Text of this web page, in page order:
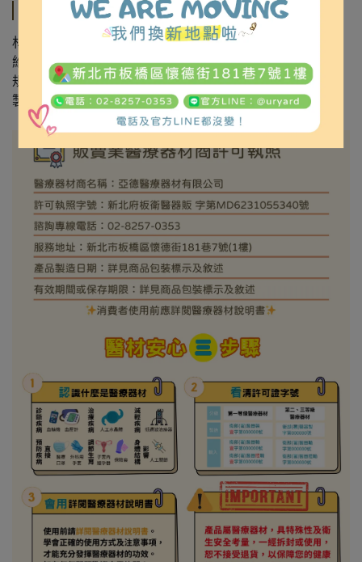
規格說明
材質：Neoprene (合成橡膠)、Nylon (尼龍)Spandex (彈性纖
維)、Far Infrared (遠紅外線纖維)、Polyester (聚脂纖維)
規格尺寸：ONE SIZE
製造產地：台灣